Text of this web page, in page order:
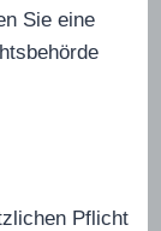
Sie eine
Pflicht